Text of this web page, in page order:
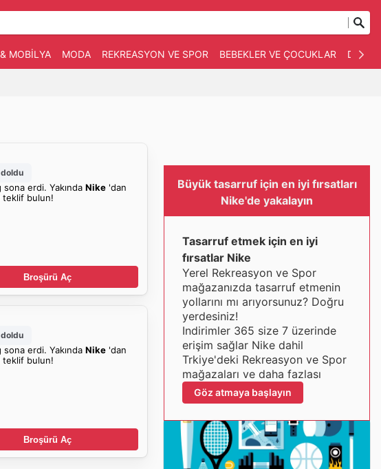
MOBILYA MODA REKREASYON VE SPOR BEBEKLER VE ÇOCUKLAR
sona erdi. YakındaNike 'dan
teklif bulun!
Broşürü Aç
sona erdi. YakındaNike 'dan
teklif bulun!
Broşürü Aç
Büyük tasarruf için en iyi fırsatları
Nike'de yakalayın
Tasarruf etmek için en iyi
fırsatlar Nike
Yerel Rekreasyon ve Spor
mağazanızda tasarruf etmenin
yollarını mı arıyorsunuz? Doğru
yerdesiniz!
Indirimler 365 size 7 üzerinde
erişim sağlar Nike dahil
Trkiye'deki Rekreasyon ve Spor
mağazaları ve daha fazlası
Göz atmaya başlayın